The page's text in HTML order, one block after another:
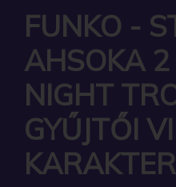
FUNKO -
AHSOKA
NIGHT
GYŰJTŐI
KARAKTER